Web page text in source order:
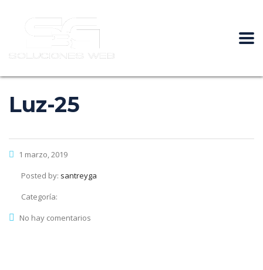
Luz-25
1 marzo, 2019
Posted by: santreyga
Categoría:
No hay comentarios